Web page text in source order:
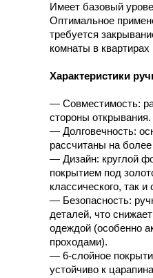
Имеет базовый
Оптимальное
требуется
комнаты в
Характеристики
— Совместимость:
стороны открывания.
— Долговечность:
рассчитаны на
— Дизайн: круглой
покрытием под
классического, так
— Безопасность:
деталей, что
одеждой (особенно
проходами).
— 6-слойное
устойчиво к